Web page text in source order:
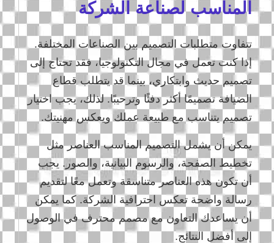
المناسب لصناعة الشركة
تتفاوت متطلبات التصميم بين الصناعات المختلفة.
إذا كنت تعمل في مجال التكنولوجيا، فقد تحتاج إلى
تصميم حديث وابتكاري، بينما قد يتطلب قطاع
الضيافة تصميمًا أكثر دفئًا وترحيبًا. لذلك، يجب اختيار
تصميم يتناسب مع طبيعة عملك ويعكس مهنيتك.
يمكن أن يشمل التصميم المناسب العناصر مثل
تخطيط الصفحة، والرسوم البيانية، والصور. يجب
أن تكون هذه العناصر متناسقة وتعمل معًا لتقديم
رسالة واضحة تعكس احترافية الشركة. كما يمكن
أن يساعدك التعاون مع مصمم محترف في الوصول
إلى أفضل النتائج.